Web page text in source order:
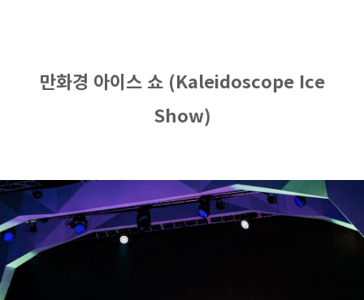
만화경 아이스 쇼 (Kaleidoscope Ice
Show)